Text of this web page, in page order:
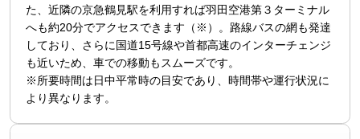
た、近隣の京急鶴見駅を利用すれば羽田空港第３ターミナル
へも約20分でアクセスできます（※）。路線バスの網も発達
しており、さらに国道15号線や首都高速のインターチェンジ
も近いため、車での移動もスムーズです。
※所要時間は日中平常時の目安であり、時間帯や運行状況に
より異なります。